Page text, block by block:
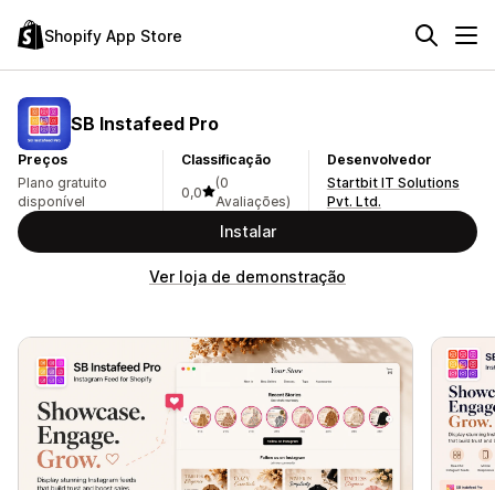
Shopify App Store
SB Instafeed Pro
Preços
Plano gratuito
disponível
Classificação
0,0
(0
Avaliações)
Desenvolvedor
Startbit IT Solutions
Pvt. Ltd.
Instalar
Ver loja de demonstração